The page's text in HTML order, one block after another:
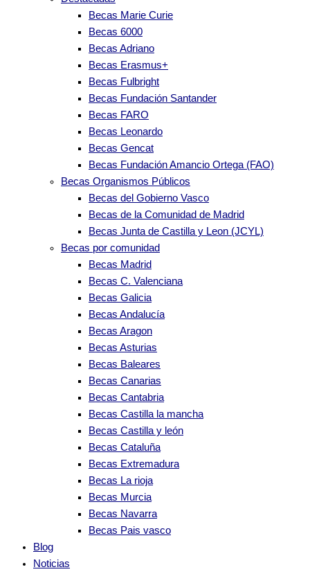
Becas Marie Curie
Becas 6000
Becas Adriano
Becas Erasmus+
Becas Fulbright
Becas Fundación Santander
Becas FARO
Becas Leonardo
Becas Gencat
Becas Fundación Amancio Ortega (FAO)
Becas Organismos Públicos
Becas del Gobierno Vasco
Becas de la Comunidad de Madrid
Becas Junta de Castilla y Leon (JCYL)
Becas por comunidad
Becas Madrid
Becas C. Valenciana
Becas Galicia
Becas Andalucía
Becas Aragon
Becas Asturias
Becas Baleares
Becas Canarias
Becas Cantabria
Becas Castilla la mancha
Becas Castilla y león
Becas Cataluña
Becas Extremadura
Becas La rioja
Becas Murcia
Becas Navarra
Becas Pais vasco
Blog
Noticias